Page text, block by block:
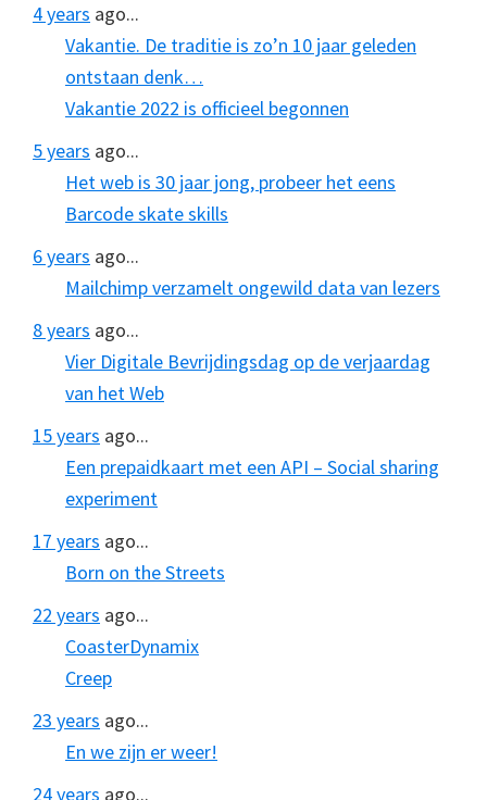
4 years ago...
Vakantie. De traditie is zo’n 10 jaar geleden
ontstaan denk…
Vakantie 2022 is officieel begonnen
5 years ago...
Het web is 30 jaar jong, probeer het eens
Barcode skate skills
6 years ago...
Mailchimp verzamelt ongewild data van lezers
8 years ago...
Vier Digitale Bevrijdingsdag op de verjaardag
van het Web
15 years ago...
Een prepaidkaart met een API – Social sharing
experiment
17 years ago...
Born on the Streets
22 years ago...
CoasterDynamix
Creep
23 years ago...
En we zijn er weer!
24 years ago...